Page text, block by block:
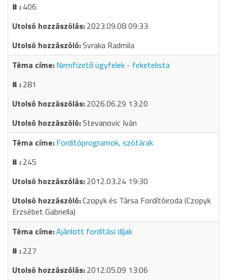
406
2023.09.08 09:33
Svraka Radmila
Nemfizető ügyfelek - feketelista
281
2026.06.29 13:20
Stevanovic Iván
Fordítóprogramok, szótárak
245
2012.03.24 19:30
Czopyk és Társa Fordítóiroda (Czopyk
Erzsébet Gabriella)
Ajánlott fordítási díjak
227
2012.05.09 13:06